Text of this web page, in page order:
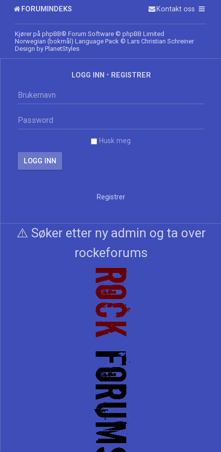
FORUMINDEKS Kontakt oss
Kjører på phpBB® Forum Software © phpBB Limited
Norwegian (bokmål) Language Pack © Lars Christian Schreiner
Design by PlanetStyles
LOGG INN • REGISTRER
Husk meg
Registrer
⚠️ Søker etter ny admin og ta over
rockeforums